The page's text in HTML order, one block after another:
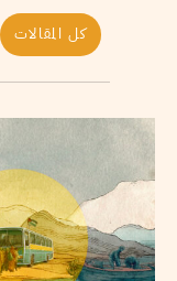
كل المقالات